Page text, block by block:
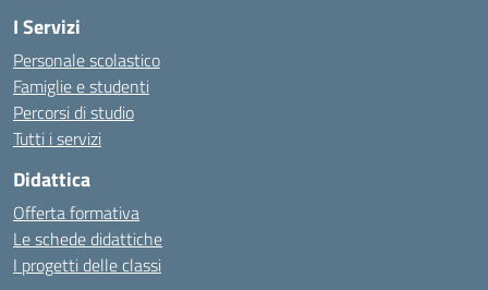
I Servizi
Personale scolastico
Famiglie e studenti
Percorsi di studio
Tutti i servizi
Didattica
Offerta formativa
Le schede didattiche
I progetti delle classi